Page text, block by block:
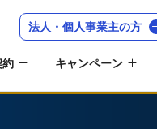
法人・個人事業主の方
約 キャンペーン